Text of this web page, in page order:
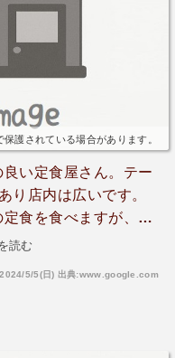
護されている場合があります。
い定食屋さん。テー
り店内は広いです。
食を食べますが、美
優しい味です。お昼
読む
2024/5/5(日) 出典:www.google.com